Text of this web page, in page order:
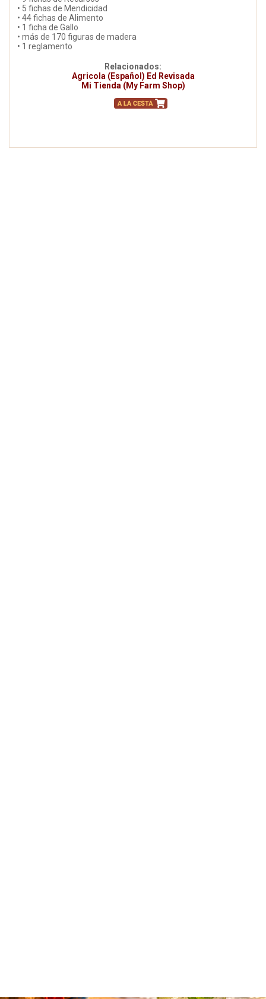
• 5 fichas de Mendicidad
• 44 fichas de Alimento
• 1 ficha de Gallo
• más de 170 figuras de madera
• 1 reglamento
Relacionados:
Agricola (Español) Ed Revisada
Mi Tienda (My Farm Shop)